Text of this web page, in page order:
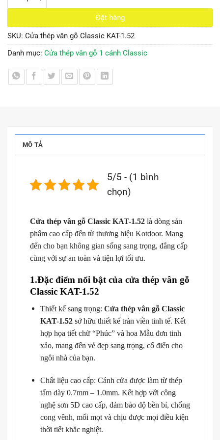
Đặt hàng
SKU: Cửa thép vân gỗ Classic KAT-1.52
Danh mục: Cửa thép vân gỗ 1 cánh Classic
MÔ TẢ
5/5 - (1 bình
chọn)
Cửa thép vân gỗ Classic KAT-1.52 là dòng sản
phẩm cao cấp đến từ thương hiệu Kotdoor. Mang
đến cho bạn không gian sống sang trọng, đẳng cấp
cùng với sự an toàn và tiện lợi tối ưu.
1.Đặc điểm nổi bật của cửa thép vân gỗ
Classic KAT-1.52
Thiết kế sang trọng: Cửa thép vân gỗ Classic
KAT-1.52sở hữu thiết kế tràn viền tinh tế. Kết
hợp họa tiết chữ “Phúc” và hoa Mẫu đơn tinh
xảo, mang đến vẻ đẹp sang trọng, cổ điển cho
ngôi nhà của bạn.
Chất liệu cao cấp: Cánh cửa được làm từ thép
tấm dày 0.7mm – 1.0mm. Kết hợp với công
nghệ sơn 5D cao cấp, đảm bảo độ bền bỉ, chống
cong vênh, mối mọt và chịu được mọi điều kiện
thời tiết khắc nghiệt.